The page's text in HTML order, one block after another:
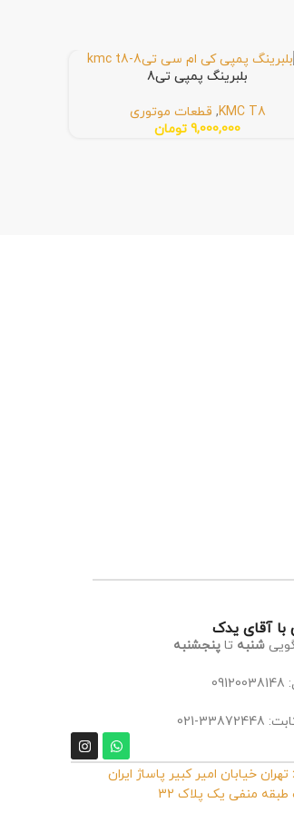
بلبرینگ پمپی تی8
KMC T8
, قطعات موتوری
9,000,000 تومان
آقای یدک
شنبه تا پنجشنبه
021
تهران خیابان امیر کبیر پاساژ ایران
منفی یک پلاک 32